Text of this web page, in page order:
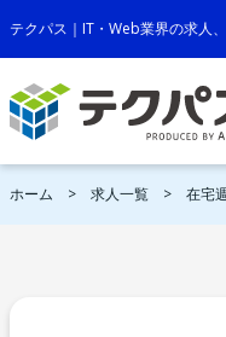
テクパス｜IT・Web業界の求人
ホーム 求人一覧 在宅